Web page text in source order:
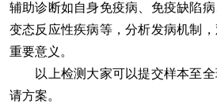
辅助诊断如自身免疫病、免疫缺陷病
变态反应性疾病等，分析发病机制
重要意义。
以上检测大家可以提交样本至全
请方案。